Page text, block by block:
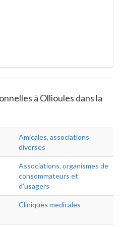
à Ollioules dans la
Amicales, associations
diverses
Associations, organismes de
consommateurs et
d'usagers
Cliniques medicales